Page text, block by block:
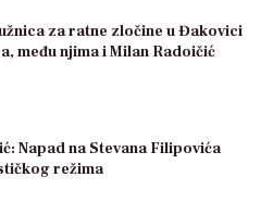
za ratne zločine u Đakovici
među njima i Milan Radoičić
Napad na Stevana Filipovića
režima